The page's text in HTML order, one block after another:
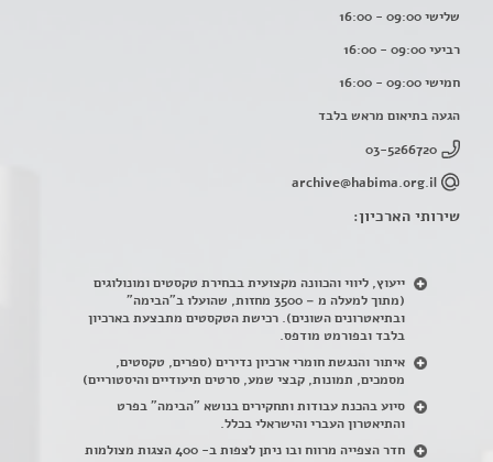
שלישי 09:00 - 16:00
רביעי 09:00 - 16:00
חמישי 09:00 - 16:00
הגעה בתיאום מראש בלבד
03-5266720
archive@habima.org.il
שירותי הארכיון:
ייעוץ, ליווי והכוונה מקצועית בבחירת טקסטים ומונולוגים
(מתוך למעלה מ – 3500 מחזות, שהועלו ב"הבימה"
ובתיאטרונים השונים). רכישת הטקסטים מתבצעת בארכיון
בלבד ובפורמט מודפס.
איתור והנגשת חומרי ארכיון נדירים (ספרים, טקסטים,
מסמכים, תמונות, קבצי שמע, סרטים תיעודיים והיסטוריים)
סיוע בהכנת עבודות ותחקירים בנושא "הבימה" בפרט
והתיאטרון העברי והישראלי בכלל.
חדר הצפייה מרווח ובו ניתן לצפות ב- 400 הצגות מצולמות